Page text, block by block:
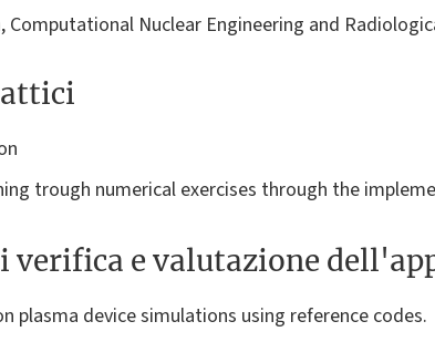
Computational Nuclear Engineering and
trough numerical exercises through the
verifica e valutazione
plasma device simulations using reference codes.